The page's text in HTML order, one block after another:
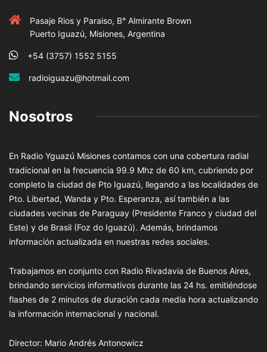
Pasaje Rios y Paraiso, B° Almirante Brown
Puerto Iguazú, Misiones, Argentina
+54 (3757) 1552 5155
radioiguazu@hotmail.com
Nosotros
En Radio Yguazú Misiones contamos con una cobertura radial
tradicional en la frecuencia 99.9 Mhz de 60 km, cubriendo por
completo la ciudad de Pto Iguazú, llegando a las localidades de
Pto. Libertad, Wanda y Pto. Esperanza, así también a las
ciudades vecinas de Paraguay (Presidente Franco y ciudad del
Este) y de Brasil (Foz do Iguazú). Además, brindamos
información actualizada en nuestras redes sociales.
Trabajamos en conjunto con Radio Rivadavia de Buenos Aires,
brindando servicios informativos durante las 24 hs. emitiéndose
flashes de 2 minutos de duración cada media hora actualizando
la información internacional y nacional.
Director: Mario Andrés Antonowicz